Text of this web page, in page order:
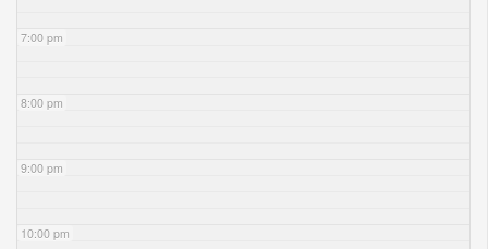
7:00 pm
8:00 pm
9:00 pm
10:00 pm